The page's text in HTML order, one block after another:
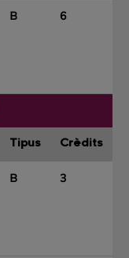
B 6
Tipus Crèdits
B 3